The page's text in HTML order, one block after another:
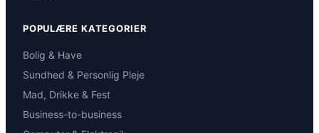
POPULÆRE KATEGORIER
Bolig & Have
Sundhed & Personlig Pleje
Mad, Drikke & Fest
Business-to-business